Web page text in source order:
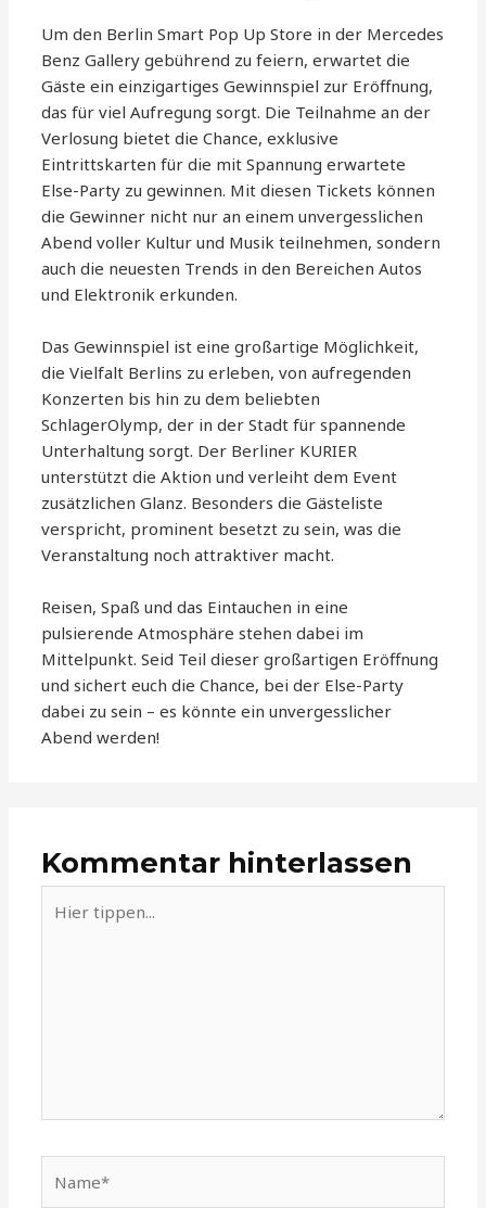
Um den Berlin Smart Pop Up Store in der Mercedes
Benz Gallery gebührend zu feiern, erwartet die
Gäste ein einzigartiges Gewinnspiel zur Eröffnung,
das für viel Aufregung sorgt. Die Teilnahme an der
Verlosung bietet die Chance, exklusive
Eintrittskarten für die mit Spannung erwartete
Else-Party zu gewinnen. Mit diesen Tickets können
die Gewinner nicht nur an einem unvergesslichen
Abend voller Kultur und Musik teilnehmen, sondern
auch die neuesten Trends in den Bereichen Autos
und Elektronik erkunden.
Das Gewinnspiel ist eine großartige Möglichkeit,
die Vielfalt Berlins zu erleben, von aufregenden
Konzerten bis hin zu dem beliebten
SchlagerOlymp, der in der Stadt für spannende
Unterhaltung sorgt. Der Berliner KURIER
unterstützt die Aktion und verleiht dem Event
zusätzlichen Glanz. Besonders die Gästeliste
verspricht, prominent besetzt zu sein, was die
Veranstaltung noch attraktiver macht.
Reisen, Spaß und das Eintauchen in eine
pulsierende Atmosphäre stehen dabei im
Mittelpunkt. Seid Teil dieser großartigen Eröffnung
und sichert euch die Chance, bei der Else-Party
dabei zu sein – es könnte ein unvergesslicher
Abend werden!
Kommentar hinterlassen
tippen...